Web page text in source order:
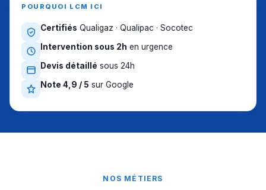
POURQUOI LCM ICI
Certifiés Qualigaz · Qualipac · Socotec
Intervention sous 2h en urgence
Devis détaillé sous 24h
Note 4,9 / 5 sur Google
NOS MÉTIERS